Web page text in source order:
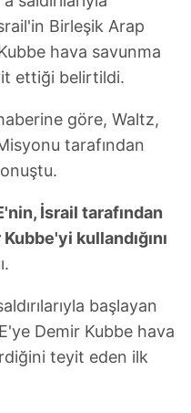
Birleşik Arap
hava savunma
ettiği belirtildi.
göre, Waltz,
tarafından
İsrail tarafından
kullandığını
başlayan
Demir Kubbe hava
teyit eden ilk